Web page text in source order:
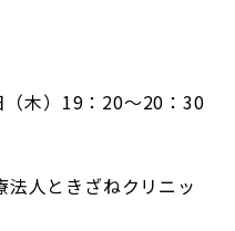
木）19：20～20：30
人ときざねクリニッ